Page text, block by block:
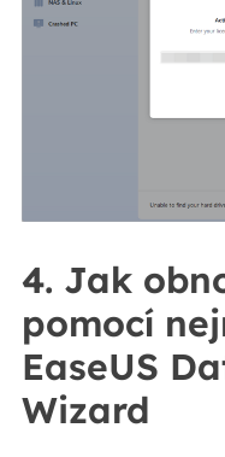
4. Jak
pomocí
EaseUS
Wizard